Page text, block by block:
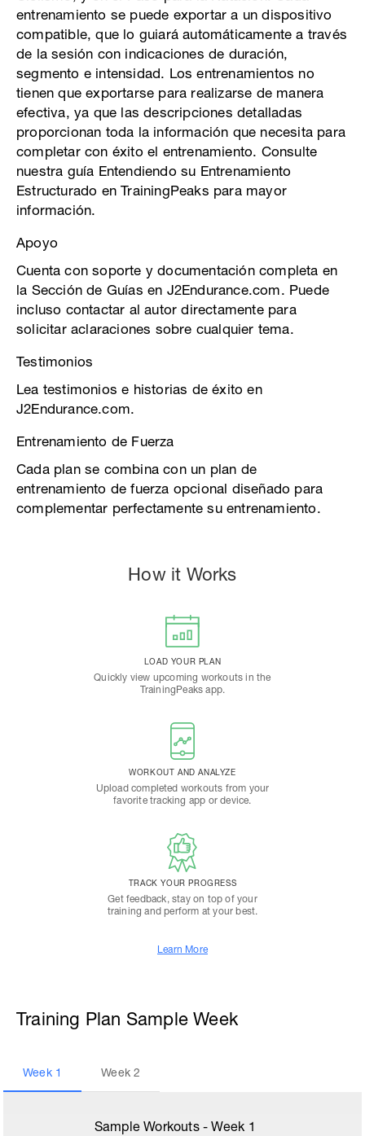
entrenamiento se puede exportar a un dispositivo
compatible, que lo guiará automáticamente a través
de la sesión con indicaciones de duración,
segmento e intensidad. Los entrenamientos no
tienen que exportarse para realizarse de manera
efectiva, ya que las descripciones detalladas
proporcionan toda la información que necesita para
completar con éxito el entrenamiento. Consulte
nuestra guía Entendiendo su Entrenamiento
Estructurado en TrainingPeaks para mayor
información.
Apoyo
Cuenta con soporte y documentación completa en
la Sección de Guías en J2Endurance.com. Puede
incluso contactar al autor directamente para
solicitar aclaraciones sobre cualquier tema.
Testimonios
Lea testimonios e historias de éxito en
J2Endurance.com.
Entrenamiento de Fuerza
Cada plan se combina con un plan de
entrenamiento de fuerza opcional diseñado para
complementar perfectamente su entrenamiento.
How it Works
LOAD YOUR PLAN
Quickly view upcoming workouts in the
TrainingPeaks app.
WORKOUT AND ANALYZE
Upload completed workouts from your
favorite tracking app or device.
TRACK YOUR PROGRESS
Get feedback, stay on top of your
training and perform at your best.
Learn More
Training Plan Sample Week
Week 1 Week2
Sample Workouts - Week 1